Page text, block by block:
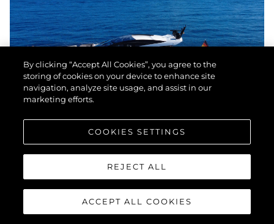
SUNSEEKER PREDATOR 74
XPS
By clicking “Accept All Cookies”, you agree to the
storing of cookies on your device to enhance site
navigation, analyze site usage, and assist in our
marketing efforts.
COOKIES SETTINGS
REJECT ALL
ACCEPT ALL COOKIES